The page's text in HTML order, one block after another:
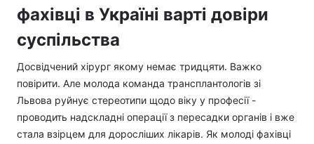
фахівці в Україні варті довіри
суспільства
Досвідчений хірург якому немає тридцяти. Важко
повірити. Але молода команда трансплантологів зі
Львова руйнує стереотипи щодо віку у професії -
проводить надскладні операції з пересадки органів і вже
стала взірцем для доросліших лікарів. Як молоді фахівці